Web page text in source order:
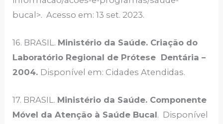
bucal>. Acesso em: 13 set. 2023.
16. BRASIL. Ministério da Saúde. Criação do
Laboratório Regional de Prótese Dentária –
2004. Disponível em: Cidades Atendidas.
17. BRASIL. Ministério da Saúde. Componente
Móvel da Atenção à Saúde Bucal. Disponível